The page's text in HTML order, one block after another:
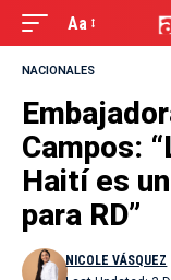
Aa
NACIONALES
Campos:
Haití es
para RD”
NICOLE VÁSQUEZ